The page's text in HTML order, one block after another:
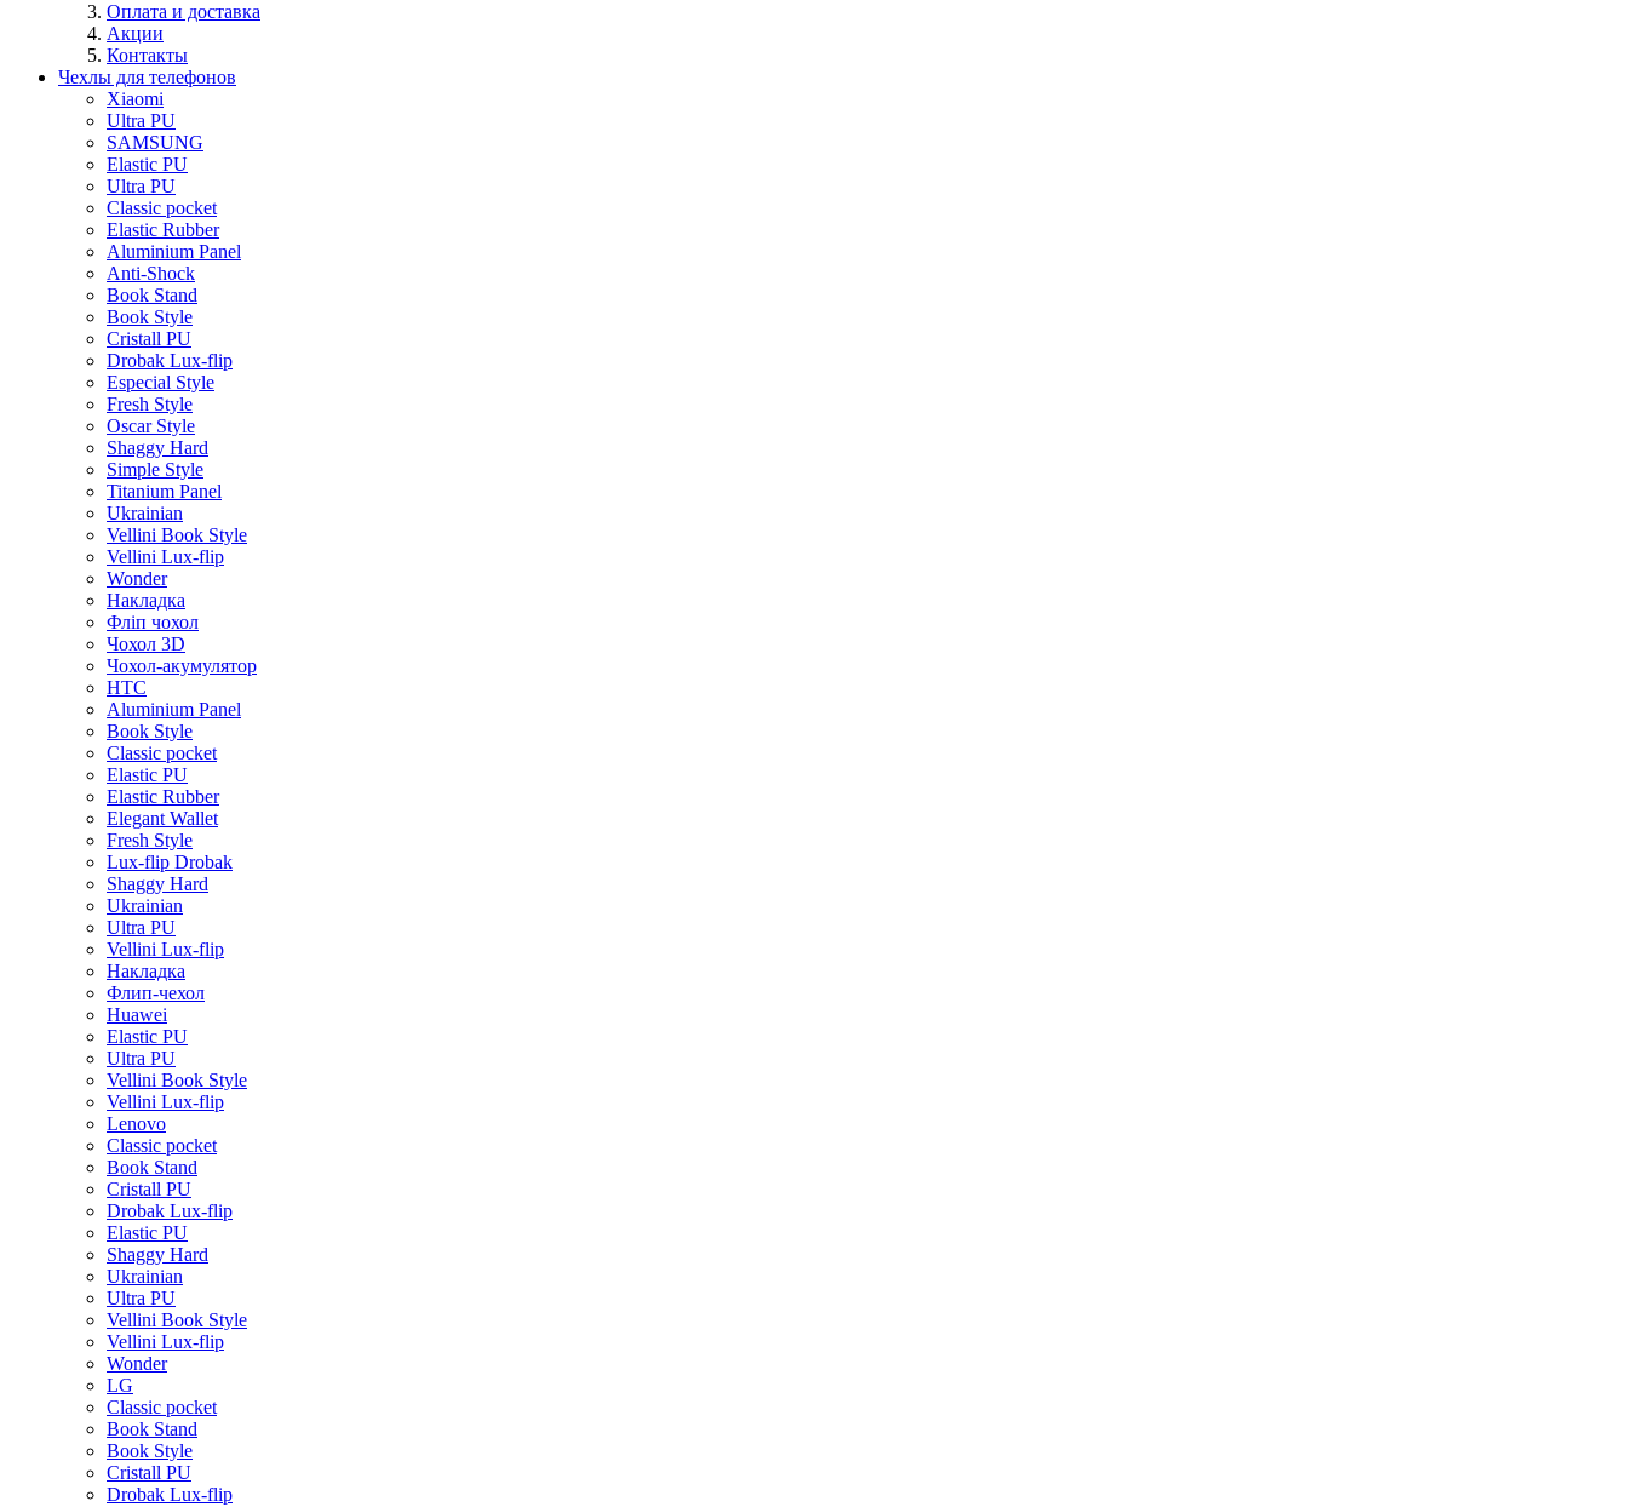
Оплата и доставка
Акции
Контакты
Чехлы для телефонов
Xiaomi
Ultra PU
SAMSUNG
Elastic PU
Ultra PU
Classic pocket
Elastic Rubber
Aluminium Panel
Anti-Shock
Book Stand
Book Style
Cristall PU
Drobak Lux-flip
Especial Style
Fresh Style
Oscar Style
Shaggy Hard
Simple Style
Titanium Panel
Ukrainian
Vellini Book Style
Vellini Lux-flip
Wonder
Накладка
Фліп чохол
Чохол 3D
Чохол-акумулятор
HTC
Aluminium Panel
Book Style
Classic pocket
Elastic PU
Elastic Rubber
Elegant Wallet
Fresh Style
Lux-flip Drobak
Shaggy Hard
Ukrainian
Ultra PU
Vellini Lux-flip
Накладка
Флип-чехол
Huawei
Elastic PU
Ultra PU
Vellini Book Style
Vellini Lux-flip
Lenovo
Classic pocket
Book Stand
Cristall PU
Drobak Lux-flip
Elastic PU
Shaggy Hard
Ukrainian
Ultra PU
Vellini Book Style
Vellini Lux-flip
Wonder
LG
Classic pocket
Book Stand
Book Style
Cristall PU
Drobak Lux-flip